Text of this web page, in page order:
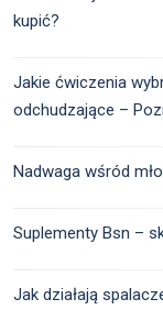
kupić?
Jakie ćwiczenia
odchudzające –
Nadwaga wśród
Suplementy Bsn –
Jak działają